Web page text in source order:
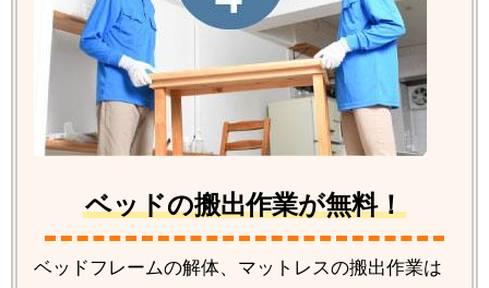
ベッドの搬出作業が無料！
ベッドフレームの解体、マットレスの搬出作業は